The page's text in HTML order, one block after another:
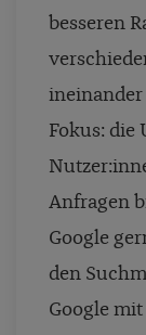
besseren
Fokus: die
Anfragen
Google
den
Google